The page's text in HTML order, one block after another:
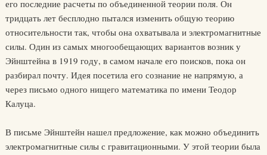
его последние расчеты по объединенной теории поля. Он
тридцать лет бесплодно пытался изменить общую теорию
относительности так, чтобы она охватывала и электромагнитные
силы. Один из самых многообещающих вариантов возник у
Эйнштейна в 1919 году, в самом начале его поисков, пока он
разбирал почту. Идея посетила его сознание не напрямую, а
через письмо одного нищего математика по имени Теодор
Калуца.
В письме Эйнштейн нашел предложение, как можно объединить
электромагнитные силы с гравитационными. У этой теории была